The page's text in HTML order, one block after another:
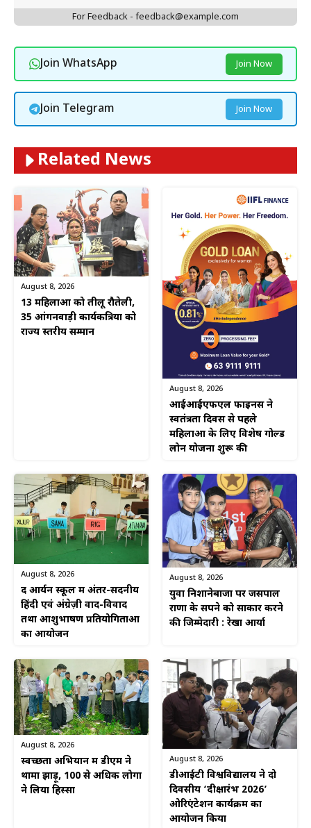
For Feedback - feedback@example.com
Join WhatsApp Join Now
Join Telegram Join Now
Related News
August 8, 2026
13 महिलाओं को तीलू रौतेली,
35 आंगनवाड़ी कार्यकत्रियों को
राज्य स्तरीय सम्मान
August 8, 2026
आईआईएफएल फाइनेंस ने
स्वतंत्रता दिवस से पहले
महिलाओं के लिए विशेष गोल्ड
लोन योजना शुरू की
August 8, 2026
द आर्यन स्कूल में अंतर-सदनीय
हिंदी एवं अंग्रेज़ी वाद-विवाद
तथा आशुभाषण प्रतियोगिताओं
का आयोजन
August 8, 2026
युवा निशानेबाजों पर जसपाल
राणा के सपने को साकार करने
की जिम्मेदारी : रेखा आर्या
August 8, 2026
स्वच्छता अभियान में डीएम ने
थामा झाड़ू, 100 से अधिक लोगों
ने लिया हिस्सा
August 8, 2026
डीआईटी विश्वविद्यालय ने दो
दिवसीय ‘दीक्षारंभ 2026’
ओरिएंटेशन कार्यक्रम का
आयोजन किया